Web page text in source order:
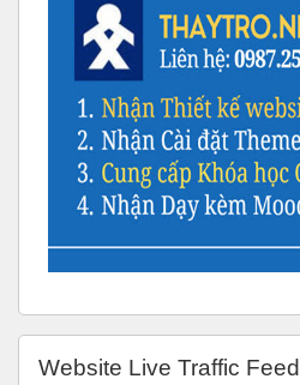
Website Live Traffic Feed